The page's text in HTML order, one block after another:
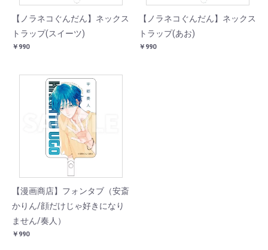
【ノラネコぐんだん】ネックス
トラップ(スイーツ)
￥990
【ノラネコぐんだん】ネックス
トラップ(あお)
￥990
【漫画商店】フォンタブ（安斎
かりん/顔だけじゃ好きになり
ません/奏人）
￥990